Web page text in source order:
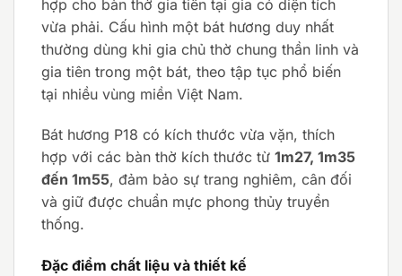
hợp cho bàn thờ gia tiên tại gia có diện tích
vừa phải. Cấu hình một bát hương duy nhất
thường dùng khi gia chủ thờ chung thần linh và
gia tiên trong một bát, theo tập tục phổ biến
tại nhiều vùng miền Việt Nam.
Bát hương P18 có kích thước vừa vặn, thích
hợp với các bàn thờ kích thước từ 1m27, 1m35
đến 1m55, đảm bảo sự trang nghiêm, cân đối
và giữ được chuẩn mực phong thủy truyền
thống.
Đặc điểm chất liệu và thiết kế